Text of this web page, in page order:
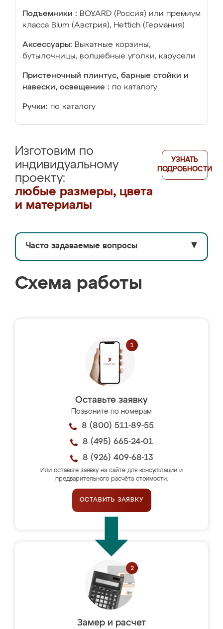
Подъемники : BOYARD (Россия) или премиум
класса Blum (Австрия), Hettich (Германия)
Аксессуары: Выкатные корзины,
бутылочницы, волшебные уголки, карусели
Пристеночный плинтус, барные стойки и
навески, освещение : по каталогу
Ручки: по каталогу
Изготовим по
индивидуальному
проекту:
любые размеры, цвета
и материалы
УЗНАТЬ
ПОДРОБНОСТИ
Часто задаваемые вопросы ▼
Схема работы
Оставьте заявку
Позвоните по номерам
8 (800) 511-89-55
8 (495) 665-24-01
8 (926) 409-68-13
Или оставьте заявку на сайте для консультации и
предварительного расчёта стоимости.
ОСТАВИТЬ ЗАЯВКУ
Замер и расчет